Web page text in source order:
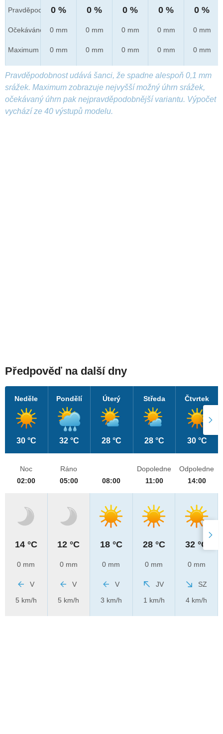
Pravděpod.
Očekáváno
Maximum
0 %
0 mm
0 mm
0 %
0 mm
0 mm
0 %
0 mm
0 mm
0 %
0 mm
0 mm
0 %
0 mm
0 mm
Pravděpodobnost udává šanci, že spadne alespoň 0,1 mm
srážek. Maximum zobrazuje nejvyšší možný úhrn srážek,
očekávaný úhrn pak nejpravděpodobnější variantu. Výpočet
vychází ze 40 výstupů modelu.
Předpověď na další dny
Neděle
30 °C
Pondělí
32 °C
Úterý
28 °C
Středa
28 °C
Čtvrtek
30 °C
Noc
02:00
14 °C
0 mm
V
5 km/h
Ráno
05:00
12 °C
0 mm
V
5 km/h
08:00
18 °C
0 mm
V
3 km/h
Dopoledne
11:00
28 °C
0 mm
JV
1 km/h
Odpoledne
14:00
32 °C
0 mm
SZ
4 km/h